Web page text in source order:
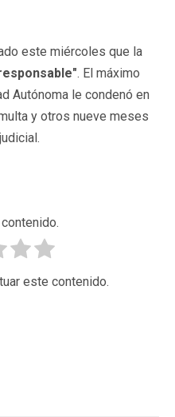
este miércoles que la
. El máximo
Autónoma le condenó en
y otros nueve meses
este contenido.